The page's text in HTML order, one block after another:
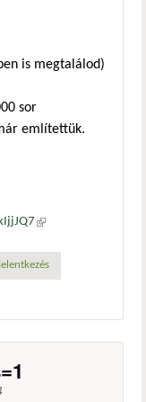
is megtalálod)
sor
említettük.
(külső